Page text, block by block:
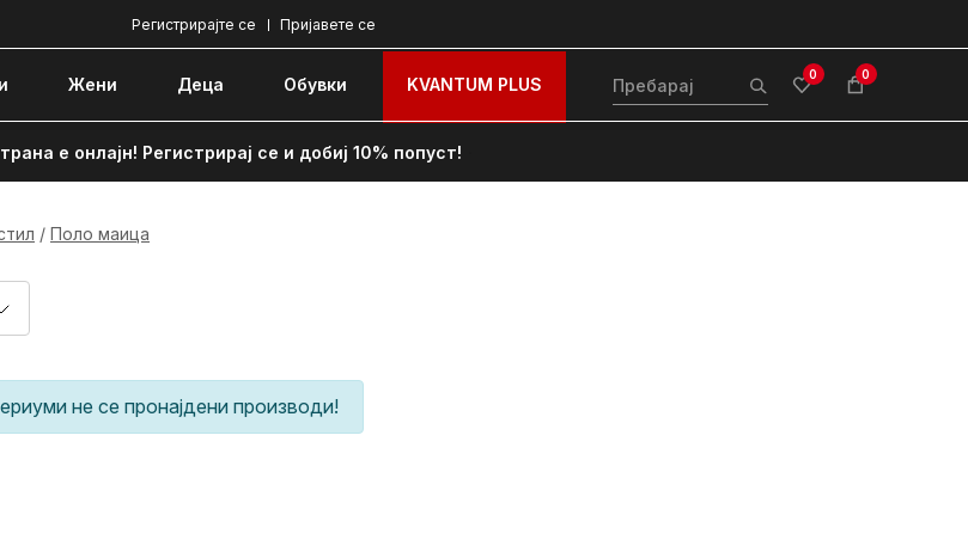
Пријавете се
Регистрирајте се
Жени Децa Обувки KVANTUM PLUS 0 0
е онлајн! Регистрирај се и добиј 10% попуст!
Поло маица
не се пронајдени производи!